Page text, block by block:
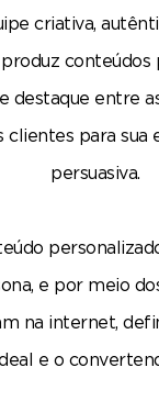
criativa,
destaque entre
clientes para
persuasiva.
e por meio
na internet,
e o